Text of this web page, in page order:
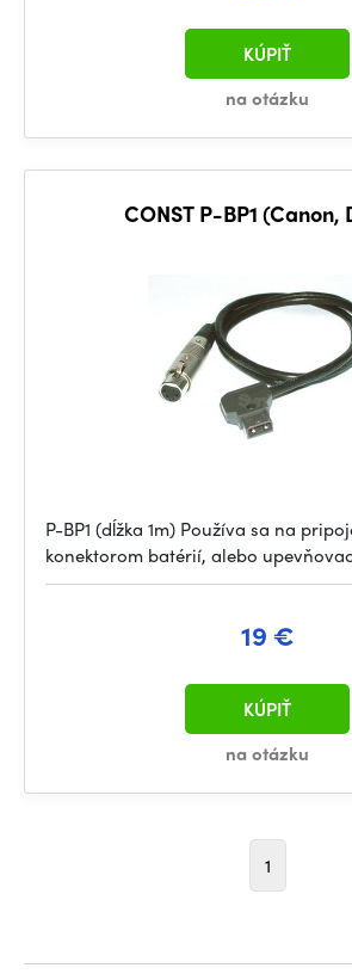
na otázku
KÚPIŤ
CONST P-BP1
P-BP1 (dĺžka 1m) Používa sa na
konektorom batérií, alebo
19 €
na otázku
KÚPIŤ
1